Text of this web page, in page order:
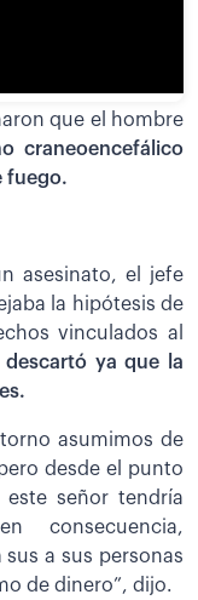
que el hombre
craneoencefálico
fuego.
asesinato, el jefe
la hipótesis de
vinculados al
descartó ya que la
asumimos de
desde el punto
señor tendría
consecuencia,
a sus personas
de dinero”, dijo.